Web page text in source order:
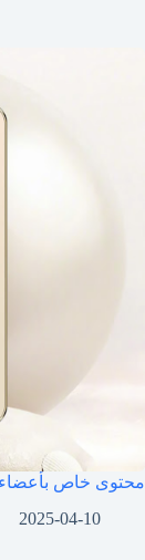
محتوى خاص بأعضاء
2025-04-10